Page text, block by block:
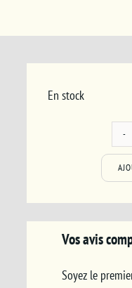
En stock
Vos avis
Soyez le